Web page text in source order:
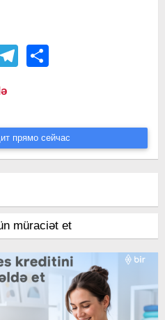
Telegram
прямо сейчас
müraciət et